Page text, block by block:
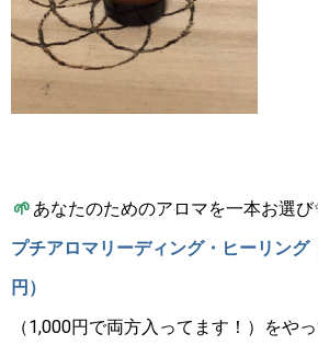
🌱 あなたのためのアロマを一本お選び
プチアロマリーディング・ヒーリング
円）
（1,000円で両方入ってます！）をやっ